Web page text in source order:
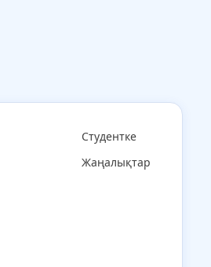
Студентке
Жаңалықтар